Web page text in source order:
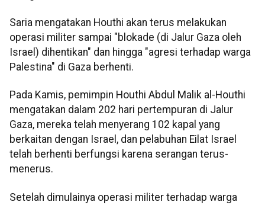
Saria mengatakan Houthi akan terus melakukan
operasi militer sampai "blokade (di Jalur Gaza oleh
Israel) dihentikan" dan hingga "agresi terhadap warga
Palestina" di Gaza berhenti.
Pada Kamis, pemimpin Houthi Abdul Malik al-Houthi
mengatakan dalam 202 hari pertempuran di Jalur
Gaza, mereka telah menyerang 102 kapal yang
berkaitan dengan Israel, dan pelabuhan Eilat Israel
telah berhenti berfungsi karena serangan terus-
menerus.
Setelah dimulainya operasi militer terhadap warga